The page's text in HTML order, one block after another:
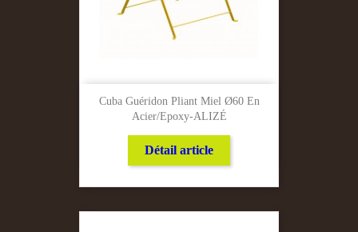
Cuba Guéridon Pliant Miel Ø60 En
Acier/Epoxy-ALIZÉ
Détail article